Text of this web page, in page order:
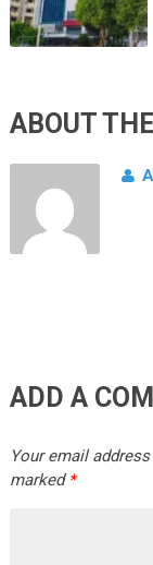
ABOUT
ADD A
Your email
marked *